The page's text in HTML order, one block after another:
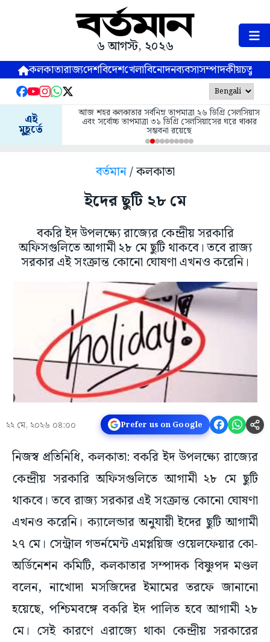
৬ আগস্ট, ২০২৬
কলকাতারাজ্যদেশবিদেশখেলাবিনোদনব্যবসাসম্পাদকীয়
এই
মুহূর্তে
আজ শহর কলকাতার সর্বনিম্ন তাপমাত্রা ২৬ ডিগ্রি সেলসিয়াস
এবং সর্বোচ্চ তাপমাত্রা ৩১ ডিগ্রি সেলসিয়াসের ঘরে থাকার
সম্ভবনা রয়েছে
বর্তমান/ কলকাতা
ইদের ছুটি ২৮ মে
বকরি ইদ উপলক্ষ্যে রাজ্যের কেন্দ্রীয় সরকারি
অফিসগুলিতে আগামী ২৮ মে ছুটি থাকবে। তবে রাজ্য
সরকার এই সংক্রান্ত কোনো ঘোষণা এখনও করেনি।
২২ মে, ২০২৬ ০৪:০০ Prefer us on Google
নিজস্ব প্রতিনিধি, কলকাতা: বকরি ইদ উপলক্ষ্যে রাজ্যের
কেন্দ্রীয় সরকারি অফিসগুলিতে আগামী ২৮ মে ছুটি
থাকবে। তবে রাজ্য সরকার এই সংক্রান্ত কোনো ঘোষণা
এখনও করেনি। ক্যালেন্ডার অনুযায়ী ইদের ছুটি আগামী
২৭ মে। সেন্ট্রাল গভর্নমেন্ট এমপ্লয়িজ ওয়েলফেয়ার কো-
অর্ডিনেশন কমিটি, কলকাতার সম্পাদক বিষ্ণুপদ মণ্ডল
বলেন, নাখোদা মসজিদের ইমামের তরফে জানানো
হয়েছে, পশ্চিমবঙ্গে বকরি ইদ পালিত হবে আগামী ২৮
মে। সেই কারণে এরাজ্যে থাকা কেন্দ্রীয় সরকারের